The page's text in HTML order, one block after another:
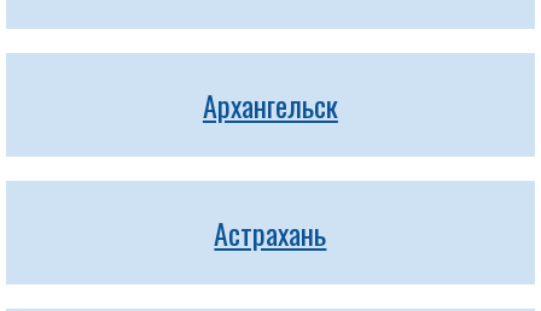
Архангельск
Астрахань